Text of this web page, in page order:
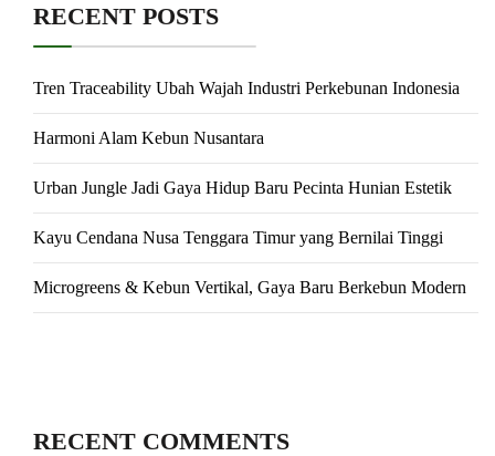
RECENT POSTS
Tren Traceability Ubah Wajah Industri Perkebunan Indonesia
Harmoni Alam Kebun Nusantara
Urban Jungle Jadi Gaya Hidup Baru Pecinta Hunian Estetik
Kayu Cendana Nusa Tenggara Timur yang Bernilai Tinggi
Microgreens & Kebun Vertikal, Gaya Baru Berkebun Modern
RECENT COMMENTS